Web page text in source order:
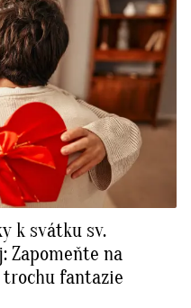
k svátku sv.
Zapomeňte na
trochu fantazie